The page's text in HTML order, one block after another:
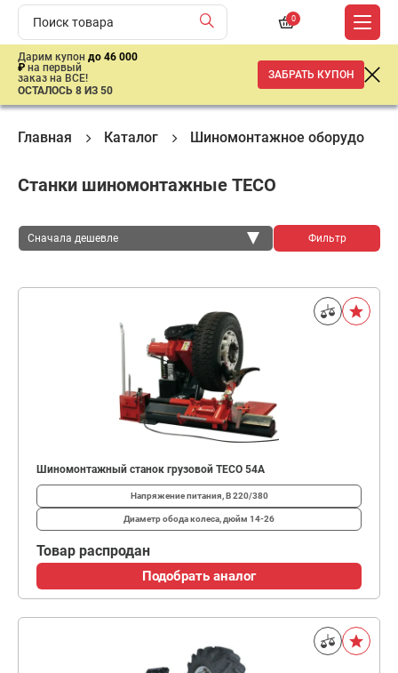
0
Дарим купон до 46 000
₽ на первый
заказ на ВСЕ!
ОСТАЛОСЬ 8 ИЗ 50
ЗАБРАТЬ КУПОН
Главная Каталог Шиномонтажное
Станки шиномонтажные TECO
Сначала дешевле Фильтр
Шиномонтажный станок грузовой TECO 54А
Напряжение питания, В220/380
Диаметр обода колеса, дюйм 14-26
Товар распродан
Подобрать аналог